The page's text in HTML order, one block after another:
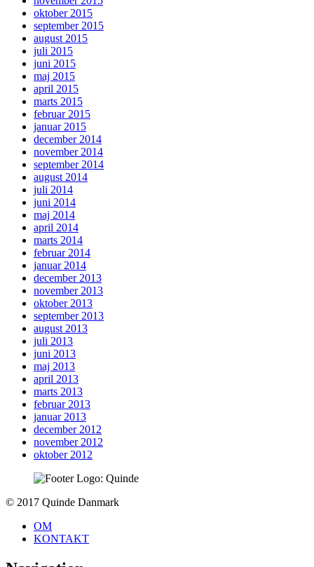
oktober 2015
september 2015
august 2015
juli 2015
juni 2015
maj 2015
april 2015
marts 2015
februar 2015
januar 2015
december 2014
november 2014
september 2014
august 2014
juli 2014
juni 2014
maj 2014
april 2014
marts 2014
februar 2014
januar 2014
december 2013
november 2013
oktober 2013
september 2013
august 2013
juli 2013
juni 2013
maj 2013
april 2013
marts 2013
februar 2013
januar 2013
december 2012
november 2012
oktober 2012
To
© 2017 Quinde Danmark
OM
KONTAKT